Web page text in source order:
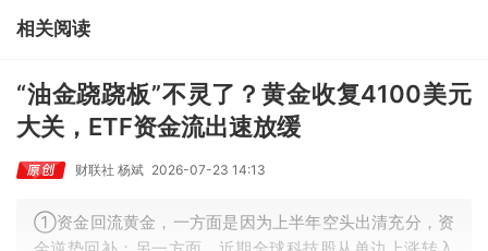
相关阅读
“油金跷跷板”不灵了？黄金收复4100美元
大关，ETF资金流出速放缓
财联社 杨斌 2026-07-23 14:13
①资金回流黄金，一方面是因为上半年空头出清充分，资